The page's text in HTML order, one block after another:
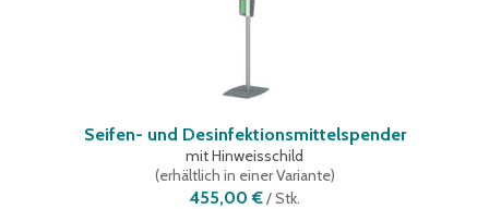
Seifen- und Desinfektionsmittelspender
mit Hinweisschild
(erhältlich in einer Variante)
455,00 €/Stk.